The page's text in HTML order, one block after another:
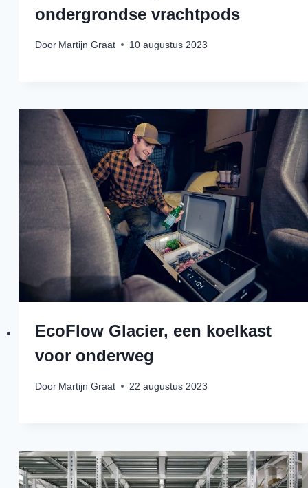
ondergrondse vrachtpods
Door Martijn Graat 10 augustus 2023
EcoFlow Glacier, een koelkast
voor onderweg
Door Martijn Graat 22 augustus 2023